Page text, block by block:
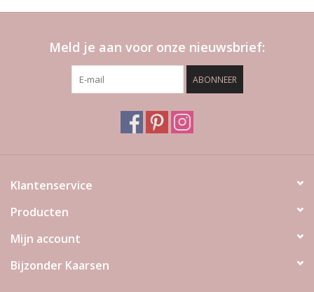
Meld je aan voor onze nieuwsbrief:
ABONNEER
Klantenservice
Producten
Mijn account
Bijzonder Kaarsen